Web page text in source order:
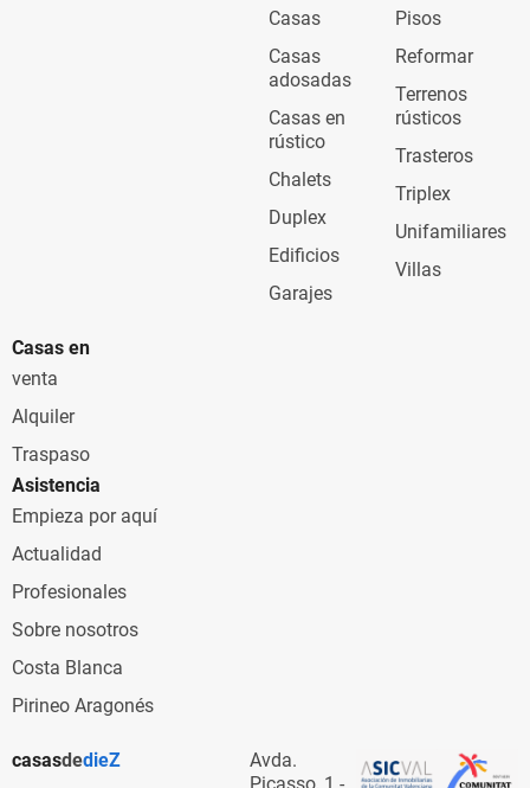
Casas
Casas
adosadas
Casas en
rústico
Chalets
Duplex
Edificios
Garajes
Pisos
Reformar
Terrenos
rústicos
Trasteros
Triplex
Unifamiliares
Villas
Casas en
venta
Alquiler
Traspaso
Asistencia
Empieza por aquí
Actualidad
Profesionales
Sobre nosotros
Costa Blanca
Pirineo Aragonés
casasdedieZ
Avda.